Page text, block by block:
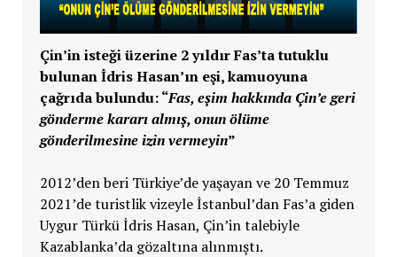
Çin’in isteği üzerine 2 yıldır Fas’ta tutuklu
bulunan İdris Hasan’ın eşi, kamuoyuna
çağrıda bulundu: “Fas, eşim hakkında Çin’e geri
gönderme kararı almış, onun ölüme
gönderilmesine izin vermeyin”
2012’den beri Türkiye’de yaşayan ve 20 Temmuz
2021’de turistlik vizeyle İstanbul’dan Fas’a giden
Uygur Türkü İdris Hasan, Çin’in talebiyle
Kazablanka’da gözaltına alınmıştı.